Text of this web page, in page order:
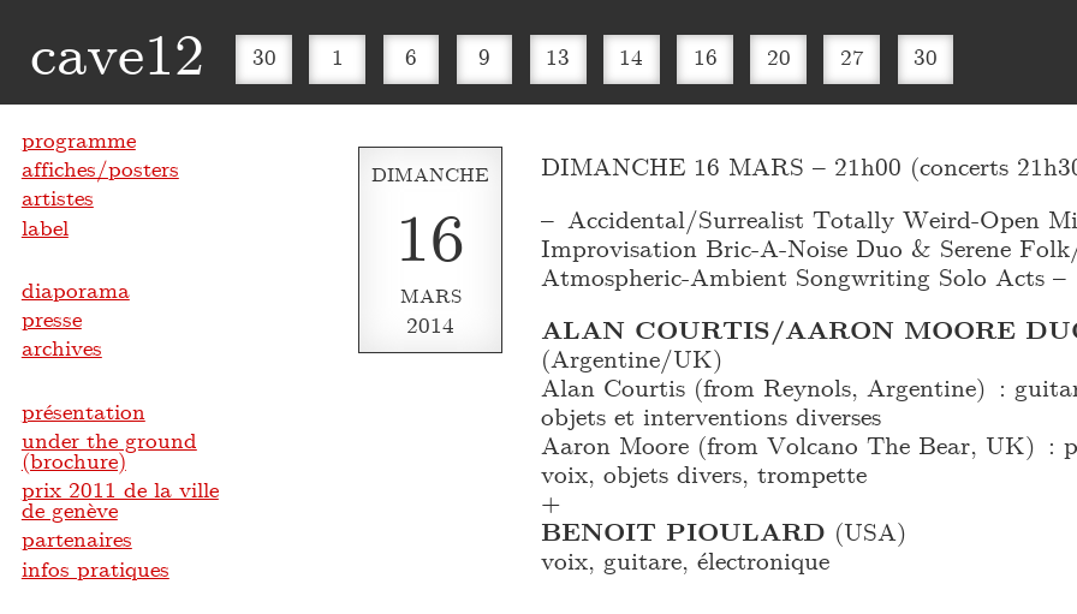
cave12 30 1 6 9 13 14 16 20 27 30
DIMANCHE
16
MARS
2014
DIMANCHE 16 MARS – 21h00 (concerts
– Accidental/Surrealist Totally Weird-Open
Improvisation Bric-A-Noise Duo & Serene
Atmospheric-Ambient Songwriting Solo Acts –
ALAN COURTIS/AARON MOORE
(Argentine/UK)
Alan Courtis (from Reynols, Argentine) :
objets et interventions diverses
Aaron Moore (from Volcano The Bear, UK) :
voix, objets divers, trompette
+
BENOIT PIOULARD (USA)
voix, guitare, électronique
programme
affiches/posters
artistes
label
diaporama
presse
archives
présentation
under the ground
(brochure)
prix 2011 de la ville
de genève
partenaires
infos pratiques